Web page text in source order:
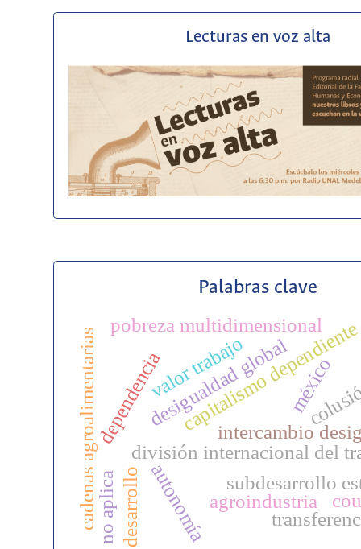
Lecturas en voz alta
Palabras clave
capitalismo dependiente
intercambio
división internacional del
subdesarrollo
autonomía
dependencia
agroindustria
cadenas agroalimentarias desigualdad global
desarrollo
pobreza multidimensional
méxico
no aplica
valor trabajo